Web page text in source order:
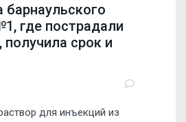
где пострадали
срок и
для инъекций из